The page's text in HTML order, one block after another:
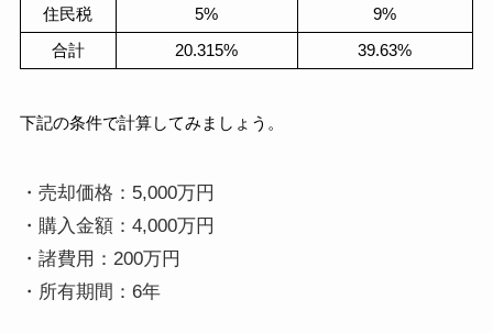
住民税 5% 9%
合計 20.315% 39.63%
下記の条件で計算してみましょう。
・売却価格：5,000万円
・購入金額：4,000万円
・諸費用：200万円
・所有期間：6年